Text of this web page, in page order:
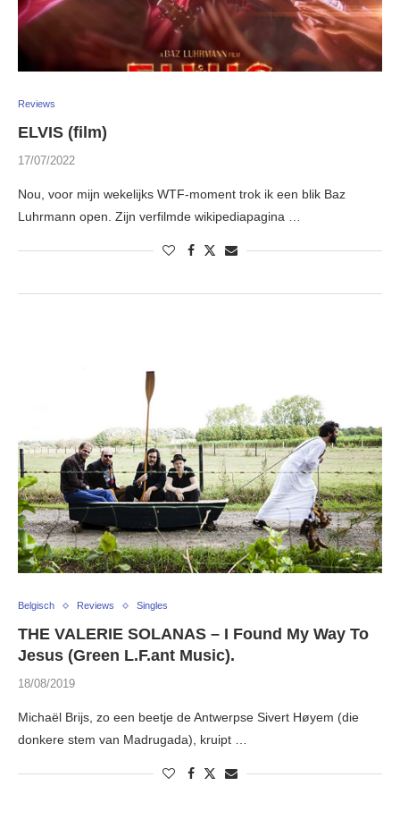
Reviews
ELVIS (film)
17/07/2022
Nou, voor mijn wekelijks WTF-moment trok ik een blik Baz
Luhrmann open. Zijn verfilmde wikipediapagina …
Belgisch Reviews Singles
THE VALERIE SOLANAS – I Found My Way To
Jesus (Green L.F.ant Music).
18/08/2019
Michaël Brijs, zo een beetje de Antwerpse Sivert Høyem (die
donkere stem van Madrugada), kruipt …